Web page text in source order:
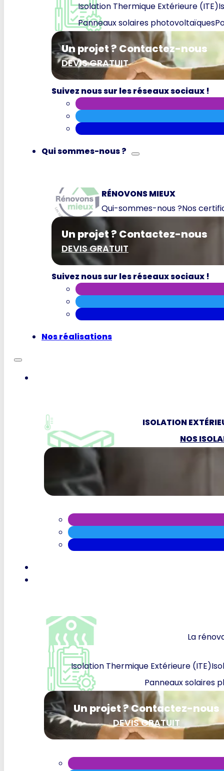
Isolation Thermique Extérieure (ITE)
Panneaux solaires photovoltaïques
Un projet ? Contactez-nous
DEVIS GRATUIT
Suivez nous sur les réseaux sociaux !
Qui sommes-nous ?
RÉNOVONS MIEUX
Qui-sommes-nous ?Nos
Un projet ? Contactez-nous
DEVIS GRATUIT
Suivez nous sur les réseaux sociaux !
Nos réalisations
ISOLATION
NOS
La
Isolation Thermique Extérieure (ITE)
Panneaux solaires
Un projet ? Contactez-nous
DEVIS GRATUIT